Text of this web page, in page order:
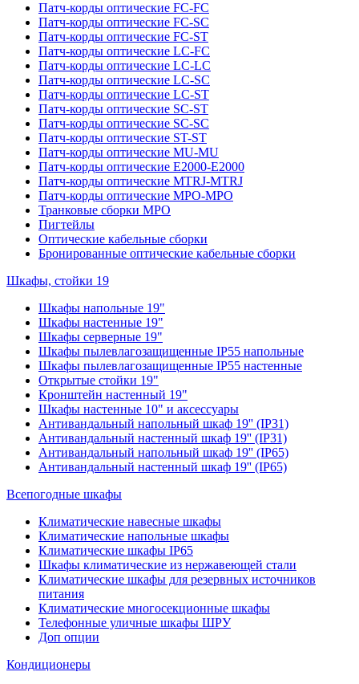
Патч-корды оптические FC-FC
Патч-корды оптические FC-SC
Патч-корды оптические FC-ST
Патч-корды оптические LC-FC
Патч-корды оптические LC-LC
Патч-корды оптические LC-SC
Патч-корды оптические LC-ST
Патч-корды оптические SC-ST
Патч-корды оптические SC-SC
Патч-корды оптические ST-ST
Патч-корды оптические MU-MU
Патч-корды оптические E2000-E2000
Патч-корды оптические MTRJ-MTRJ
Патч-корды оптические MPO-MPO
Транковые сборки MPO
Пигтейлы
Оптические кабельные сборки
Бронированные оптические кабельные сборки
Шкафы, стойки 19
Шкафы напольные 19"
Шкафы настенные 19"
Шкафы серверные 19"
Шкафы пылевлагозащищенные IP55 напольные
Шкафы пылевлагозащищенные IP55 настенные
Открытые стойки 19"
Кронштейн настенный 19"
Шкафы настенные 10" и аксессуары
Антивандальный напольный шкаф 19'' (IP31)
Антивандальный настенный шкаф 19'' (IP31)
Антивандальный напольный шкаф 19'' (IP65)
Антивандальный настенный шкаф 19'' (IP65)
Всепогодные шкафы
Климатические навесные шкафы
Климатические напольные шкафы
Климатические шкафы IP65
Шкафы климатические из нержавеющей стали
Климатические шкафы для резервных источников
питания
Климатические многосекционные шкафы
Телефонные уличные шкафы ШРУ
Доп опции
Кондиционеры